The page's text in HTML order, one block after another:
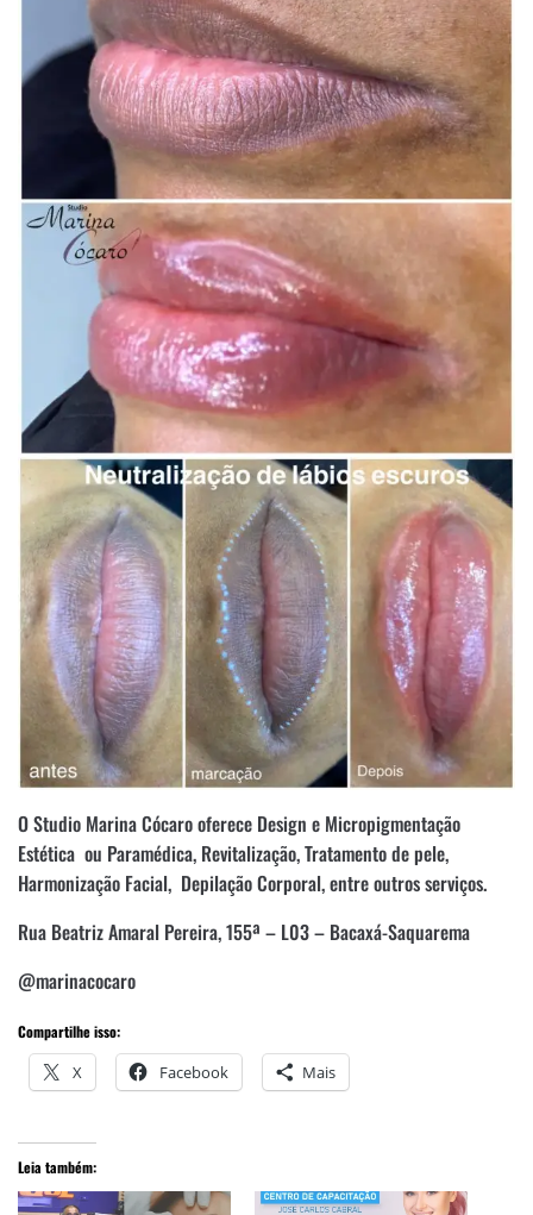
O Studio Marina Cócaro oferece Design e Micropigmentação
Estética ou Paramédica, Revitalização, Tratamento de pele,
Harmonização Facial, Depilação Corporal, entre outros serviços.
Rua Beatriz Amaral Pereira, 155ª – L03 – Bacaxá-Saquarema
@marinacocaro
Compartilhe isso:
X Facebook Mais
Leia também: